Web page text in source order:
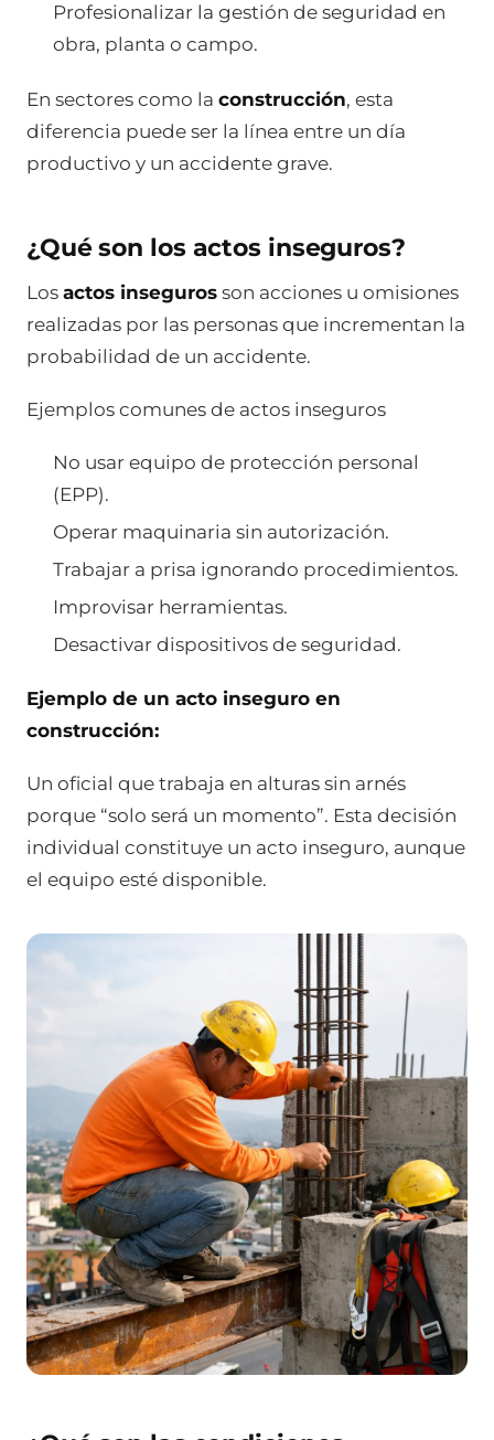
Profesionalizar la gestión de seguridad en
obra, planta o campo.
En sectores como la construcción, esta
diferencia puede ser la línea entre un día
productivo y un accidente grave.
¿Qué son los actos inseguros?
Los actos inseguros son acciones u omisiones
realizadas por las personas que incrementan la
probabilidad de un accidente.
Ejemplos comunes de actos inseguros
No usar equipo de protección personal
(EPP).
Operar maquinaria sin autorización.
Trabajar a prisa ignorando procedimientos.
Improvisar herramientas.
Desactivar dispositivos de seguridad.
Ejemplo de un acto inseguro en
construcción:
Un oficial que trabaja en alturas sin arnés
porque “solo será un momento”. Esta decisión
individual constituye un acto inseguro, aunque
el equipo esté disponible.